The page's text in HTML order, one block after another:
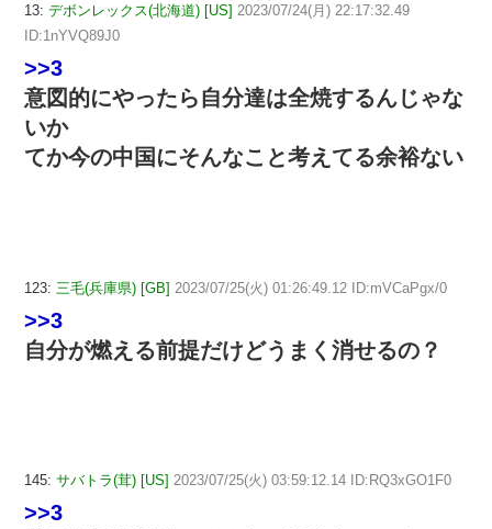
13: デボンレックス(北海道) [US] 2023/07/24(月) 22:17:32.49
ID:1nYVQ89J0
>>3
意図的にやったら自分達は全焼するんじゃな
いか
てか今の中国にそんなこと考えてる余裕ない
123: 三毛(兵庫県) [GB] 2023/07/25(火) 01:26:49.12 ID:mVCaPgx/0
>>3
自分が燃える前提だけどうまく消せるの？
145: サバトラ(茸) [US] 2023/07/25(火) 03:59:12.14 ID:RQ3xGO1F0
>>3